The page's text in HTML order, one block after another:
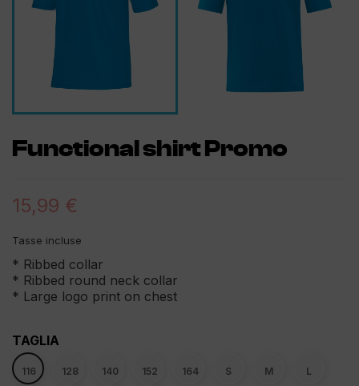
Functional shirt Promo
15,99 €
Tasse incluse
* Ribbed collar
* Ribbed round neck collar
* Large logo print on chest
TAGLIA
116 128 140 152 164 S M L